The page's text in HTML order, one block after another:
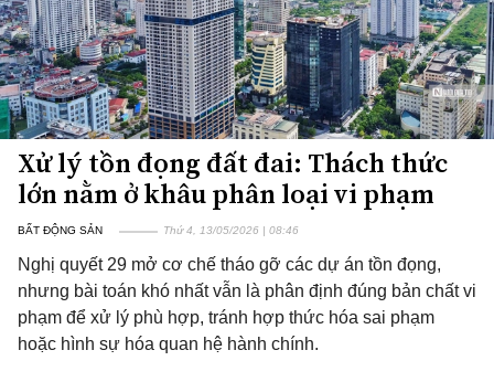
Xử lý tồn đọng đất đai: Thách thức
lớn nằm ở khâu phân loại vi phạm
BẤT ĐỘNG SẢN Thứ 4, 13/05/2026 | 08:46
Nghị quyết 29 mở cơ chế tháo gỡ các dự án tồn đọng,
nhưng bài toán khó nhất vẫn là phân định đúng bản chất vi
phạm để xử lý phù hợp, tránh hợp thức hóa sai phạm
hoặc hình sự hóa quan hệ hành chính.